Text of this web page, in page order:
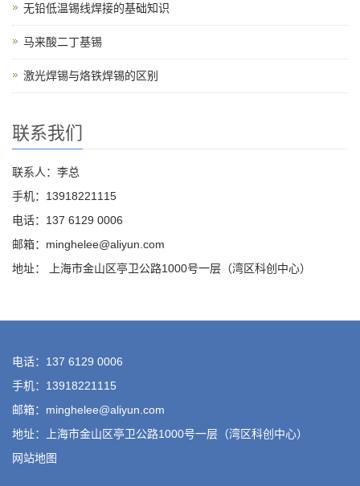
无铅低温锡线焊接的基础知识
马来酸二丁基锡
激光焊锡与烙铁焊锡的区别
联系我们
联系人：李总
手机：13918221115
电话：137 6129 0006
邮箱：minghelee@aliyun.com
地址： 上海市金山区亭卫公路1000号一层（湾区科创中心）
电话：137 6129 0006
手机：13918221115
邮箱：minghelee@aliyun.com
地址：上海市金山区亭卫公路1000号一层（湾区科创中心）
网站地图